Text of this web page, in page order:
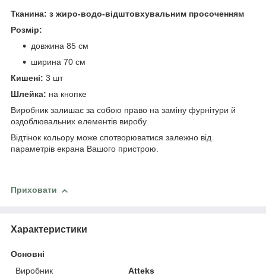
Тканина: з жиро-водо-відштовхувальним просоченням
Розмір:
довжина 85 см
ширина 70 см
Кишені: 3 шт
Шлейка: на кнопке
Виробник залишає за собою право на заміну фурнітури й
оздоблювальних елементів виробу.
Відтінок кольору може спотворюватися залежно від
параметрів екрана Вашого пристрою.
Приховати
Характеристики
Основні
Виробник
Atteks